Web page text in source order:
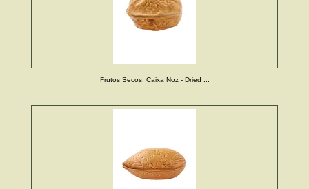
Frutos Secos, Caixa Noz - Dried ...